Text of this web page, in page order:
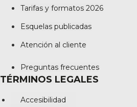
Tarifas y formatos 2026
Esquelas publicadas
Atención al cliente
Preguntas frecuentes
TÉRMINOS LEGALES
Accesibilidad